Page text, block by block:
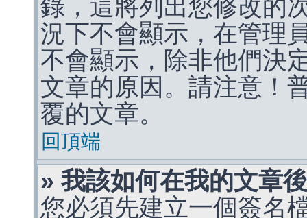
錄，這將列出您修改的
況下不會顯示，在管理
不會顯示，除非他們決
文章的原因。請注意！
覆的文章。
回頂端
» 我該如何在我的文章
您必須先建立一個簽名